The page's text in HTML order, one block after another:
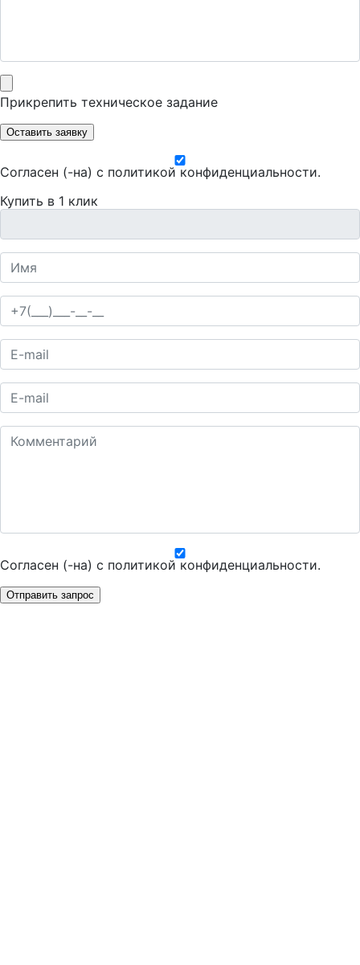
Прикрепить техническое задание
Оставить заявку
Согласен (-на) с политикой конфиденциальности.
Купить в 1 клик
Согласен (-на) с политикой конфиденциальности.
Отправить запрос